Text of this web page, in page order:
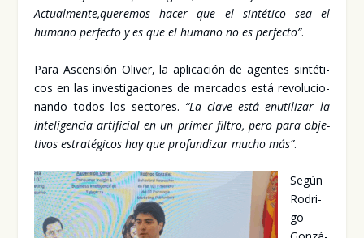
Actual­men­te,que­re­mos hacer que el sin­té­ti­co sea el
humano per­fec­to y es que el humano no es per­fec­to”.
Para Ascen­sión Oli­ver, la apli­ca­ción de agen­tes sin­té­ti­
cos en las inves­ti­ga­cio­nes de mer­ca­dos está revo­lu­cio­
nan­do todos los sec­to­res. “La cla­ve está enuti­li­zar la
inte­li­gen­cia arti­fi­cial en un pri­mer fil­tro, pero para obje­
ti­vos estra­té­gi­cos hay que pro­fun­di­zar mucho más”.
Según
Rodri­
go